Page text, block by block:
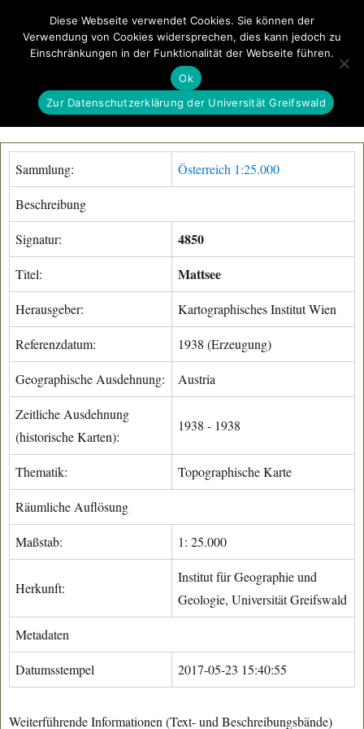
GeoGREIF MENÜ
Sammlung: Österreich 1:25.000
Beschreibung
Signatur: 4850
Titel: Mattsee
Herausgeber: Kartographisches Institut Wien
Referenzdatum: 1938 (Erzeugung)
Geographische Ausdehnung: Austria
Zeitliche Ausdehnung
(historische Karten):
1938 - 1938
Thematik: Topographische Karte
Räumliche Auflösung
Maßstab: 1: 25.000
Herkunft:
Institut für Geographie und
Geologie, Universität Greifswald
Metadaten
Datumsstempel 2017-05-23 15:40:55
Weiterführende Informationen (Text- und Beschreibungsbände)
Diese Webseite verwendet Cookies. Sie können der
Verwendung von Cookies widersprechen, dies kann jedoch zu
Einschränkungen in der Funktionalität der Webseite führen.
Ok
Zur Datenschutzerklärung der Universität Greifswald